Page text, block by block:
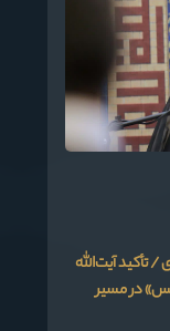
/ تأکید آیت‌الله
در مسیر